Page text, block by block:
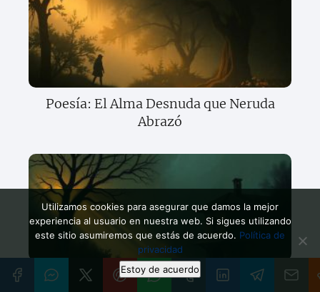
Poesía: El Alma Desnuda que Neruda
Abrazó
Nazim Hikmet: Lucha y Esperanza en la
Utilizamos cookies para asegurar que damos la mejor
experiencia al usuario en nuestra web. Si sigues utilizando
este sitio asumiremos que estás de acuerdo. Política de
privacidad
Estoy de acuerdo